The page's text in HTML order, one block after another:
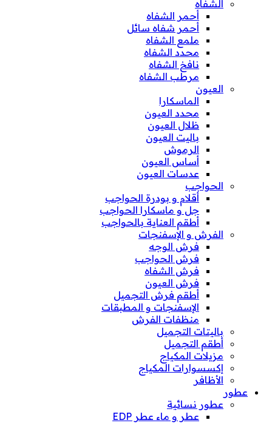
الشفاه
أحمر الشفاه
أحمر شفاه سائل
ملمع الشفاه
محدد الشفاه
نافخ الشفاه
مرطب الشفاه
العيون
الماسكارا
محدد العيون
ظلال العيون
باليت العيون
الرموش
أساس العيون
عدسات العيون
الحواجب
أقلام و بودرة الحواجب
جل و ماسكارا الحواجب
أطقم العناية بالحواجب
الفرش و الإسفنجات
فرش الوجه
فرش الحواجب
فرش الشفاه
فرش العيون
أطقم فرش التجميل
الإسفنجات و المطبقات
منظفات الفرش
باليتات التجميل
أطقم التجميل
مزيلات المكياج
إكسسوارات المكياج
الأظافر
عطور
عطور نسائية
عطر و ماء عطر EDP